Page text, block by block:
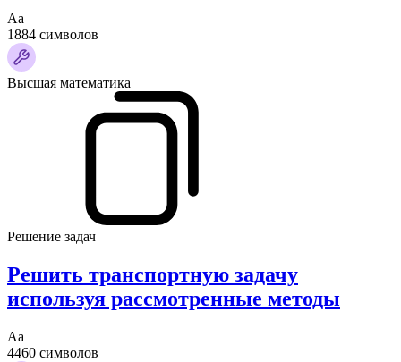
Аа
1884 символов
Высшая математика
Решение задач
Решить транспортную задачу
используя рассмотренные методы
Аа
4460 символов